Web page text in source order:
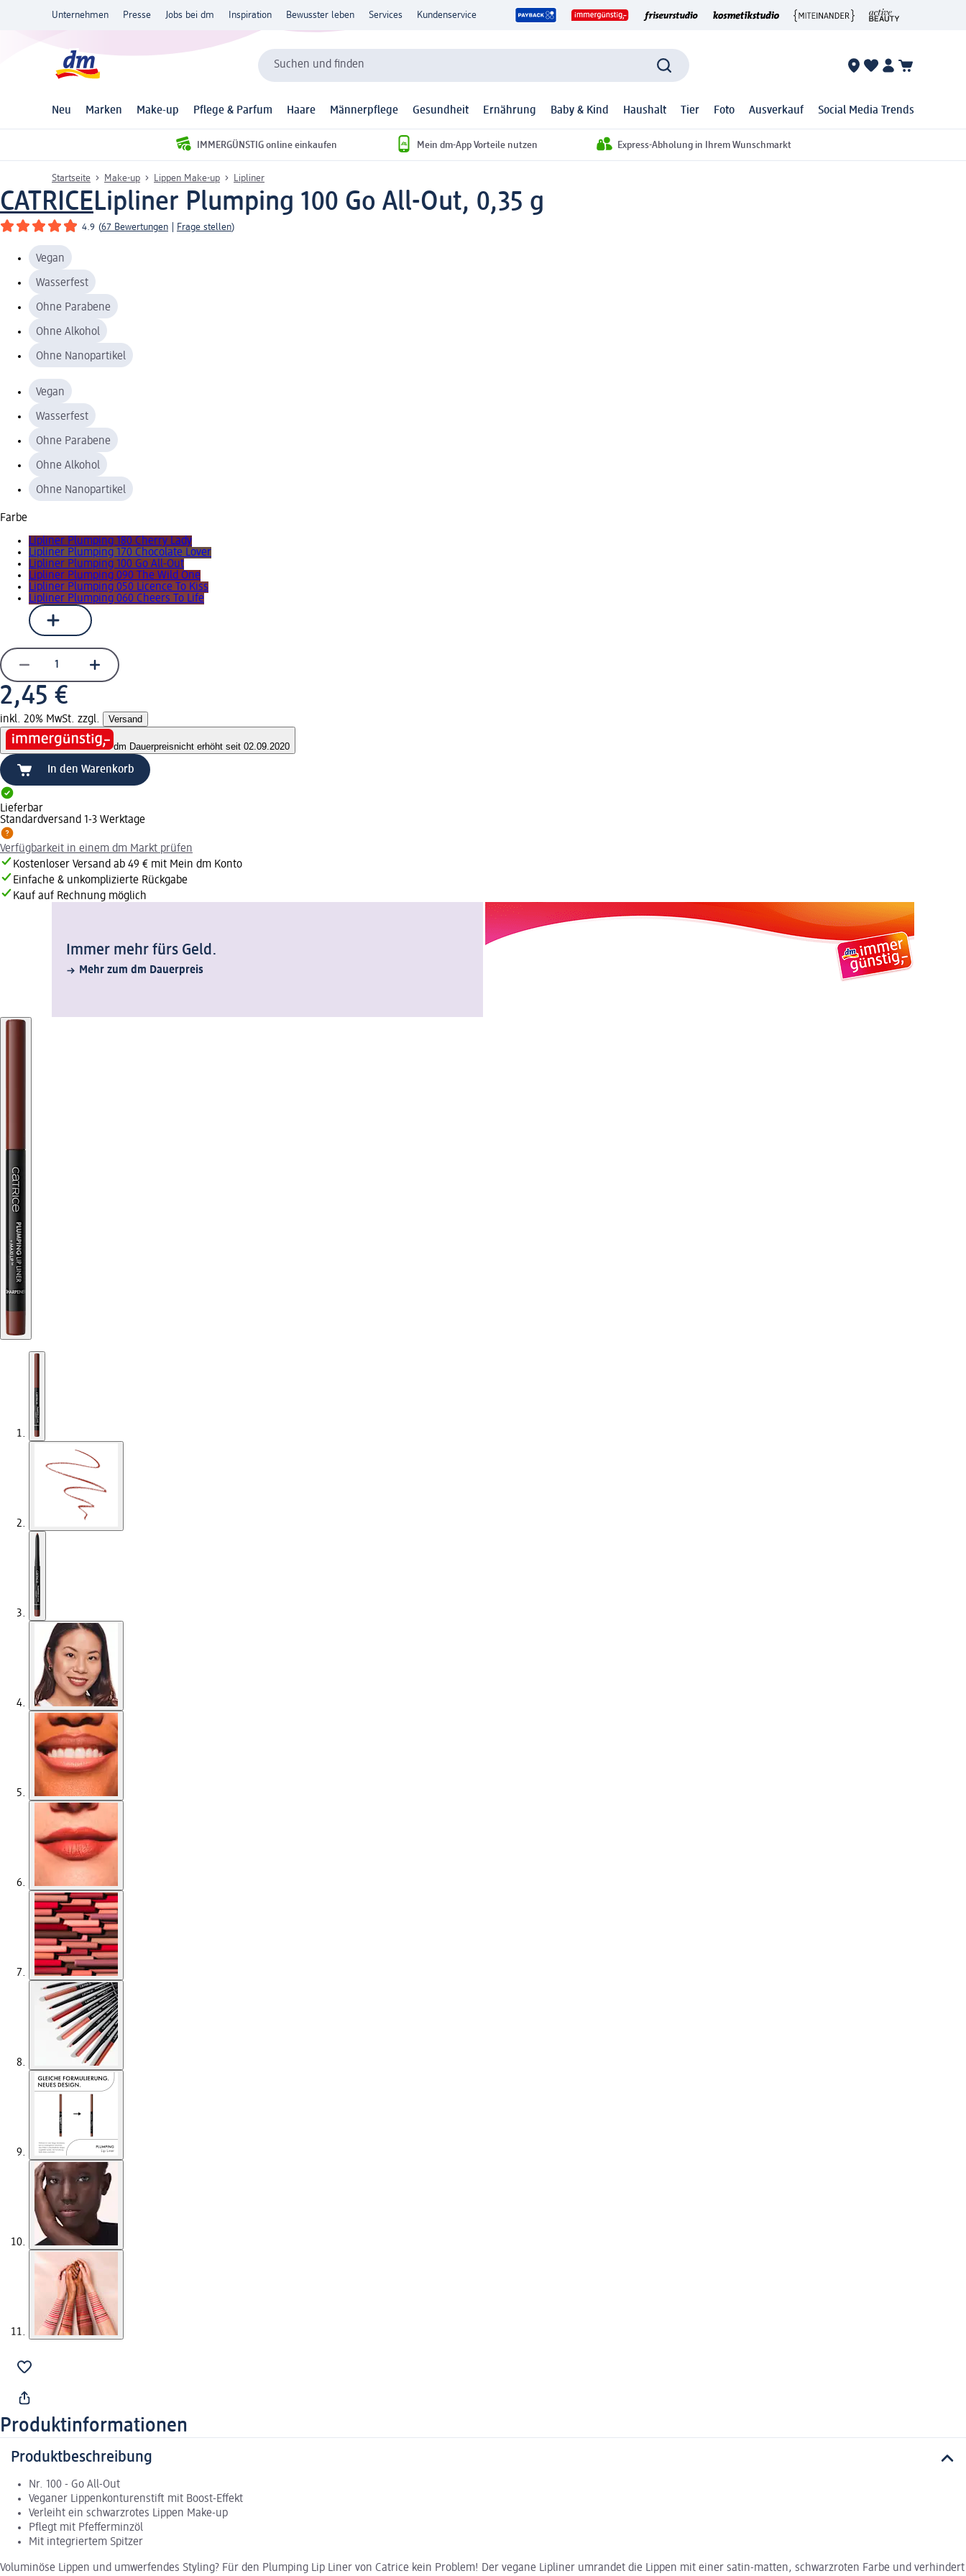
Unternehmen Presse Jobs bei dm Inspiration Bewusster leben Services Kundenservice
Suchen und finden
Neu Marken Make-up Pflege & Parfum Haare Männerpflege Gesundheit Ernährung Baby & Kind Haushalt Tier Foto Ausverkauf Social Media Trends
IMMERGÜNSTIG online einkaufen Mein dm-App Vorteile nutzen Express-Abholung in Ihrem Wunschmarkt
Startseite Make-up Lippen Make-up Lipliner
CATRICELipliner Plumping 100 Go All-Out, 0,35 g
4.9 (67 Bewertungen Frage stellen)
Vegan
Wasserfest
Ohne Parabene
Ohne Alkohol
Ohne Nanopartikel
Vegan
Wasserfest
Ohne Parabene
Ohne Alkohol
Ohne Nanopartikel
Farbe
Lipliner Plumping 180 Cherry Lady
Lipliner Plumping 170 Chocolate Lover
Lipliner Plumping 100 Go All-Out
Lipliner Plumping 090 The Wild One
Lipliner Plumping 050 Licence To Kiss
Lipliner Plumping 060 Cheers To Life
2,45 €
inkl. 20% MwSt. zzgl. Versand
dm Dauerpreisnicht erhöht seit 02.09.2020
In den Warenkorb
Lieferbar
Standardversand 1-3 Werktage
Verfügbarkeit in einem dm Markt prüfen
Kostenloser Versand ab 49 € mit Mein dm Konto
Einfache & unkomplizierte Rückgabe
Kauf auf Rechnung möglich
Immer mehr fürs Geld.
Mehr zum dm Dauerpreis
Produktinformationen
Produktbeschreibung
Nr. 100 - Go All-Out
Veganer Lippenkonturenstift mit Boost-Effekt
Verleiht ein schwarzrotes Lippen Make-up
Pflegt mit Pfefferminzöl
Mit integriertem Spitzer
Voluminöse Lippen und umwerfendes Styling? Für den Plumping Lip Liner von Catrice kein Problem! Der vegane Lipliner umrandet die Lippen mit einer satin-matten, schwarzroten Farbe und verhindert